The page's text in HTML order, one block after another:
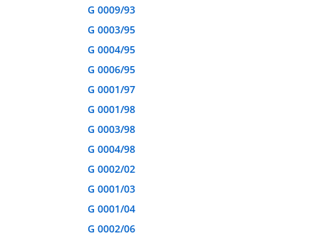
G 0009/93
G 0003/95
G 0004/95
G 0006/95
G 0001/97
G 0001/98
G 0003/98
G 0004/98
G 0002/02
G 0001/03
G 0001/04
G 0002/06